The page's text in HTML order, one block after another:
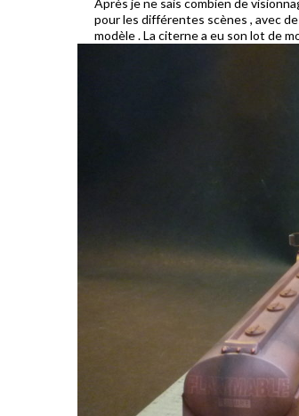
Après je ne sais combien de
pour les différentes scènes , avec
modèle . La citerne a eu son lot de